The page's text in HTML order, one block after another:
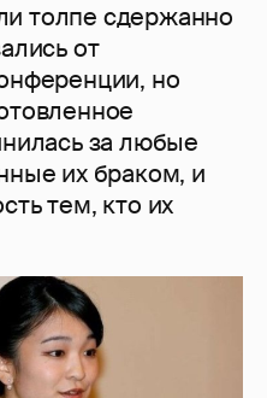
толпе сдержанно
от
но
за любые
их браком, и
тем, кто их